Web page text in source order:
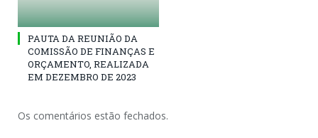
PAUTA DA REUNIÃO DA
COMISSÃO DE FINANÇAS E
ORÇAMENTO, REALIZADA
EM DEZEMBRO DE 2023
Os comentários estão fechados.